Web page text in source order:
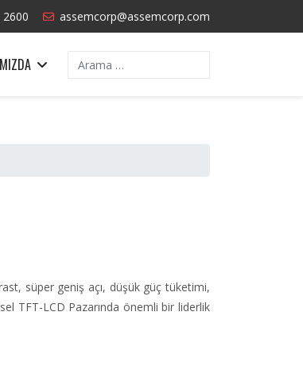
assemcorp@assemcorp.com
Arama
süper geniş açı, düşük güç tüketimi,
TFT-LCD Pazarında önemli bir liderlik